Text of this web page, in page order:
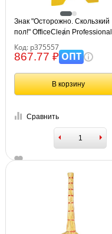
Знак "Осторожно. Скользкий
пол!" OfficeClean
пластик, на англ. и русском
языках
Код: р375557
867.77 ₽ОПТ
В корзину
Сравнить